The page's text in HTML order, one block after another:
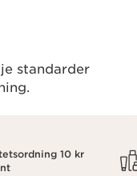
standarder
10 kr